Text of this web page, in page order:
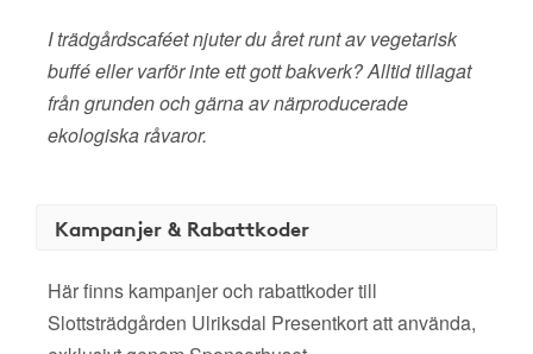
I trädgårdscaféet njuter du året runt av vegetarisk
buffé eller varför inte ett gott bakverk? Alltid tillagat
från grunden och gärna av närproducerade
ekologiska råvaror.
Kampanjer & Rabattkoder
Här finns kampanjer och rabattkoder till
Slottsträdgården Ulriksdal Presentkort att använda,